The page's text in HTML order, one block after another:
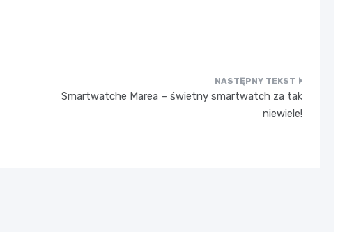
Smartwatche Marea – świetny smartwatch za tak
niewiele!